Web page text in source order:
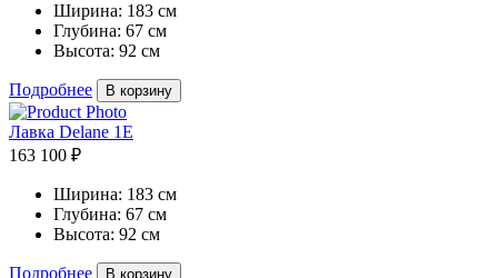
Ширина: 183 см
Глубина: 67 см
Высота: 92 см
Подробнее В корзину
Лавка Delane 1E
163 100 ₽
Ширина: 183 см
Глубина: 67 см
Высота: 92 см
Подробнее В корзину